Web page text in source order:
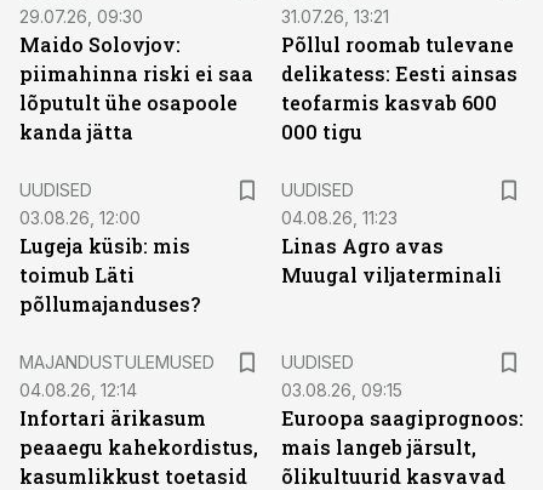
29.07.26, 09:30
Maido Solovjov:
piimahinna riski ei saa
lõputult ühe osapoole
kanda jätta
31.07.26, 13:21
Põllul roomab tulevane
delikatess: Eesti ainsas
teofarmis kasvab 600
000 tigu
UUDISED
03.08.26, 12:00
Lugeja küsib: mis
toimub Läti
põllumajanduses?
UUDISED
04.08.26, 11:23
Linas Agro avas
Muugal viljaterminali
MAJANDUSTULEMUSED
04.08.26, 12:14
Infortari ärikasum
peaaegu kahekordistus,
kasumlikkust toetasid
UUDISED
03.08.26, 09:15
Euroopa saagiprognoos:
mais langeb järsult,
õlikultuurid kasvavad